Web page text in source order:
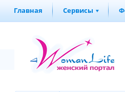
Главная Сервисы